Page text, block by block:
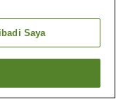
Saya